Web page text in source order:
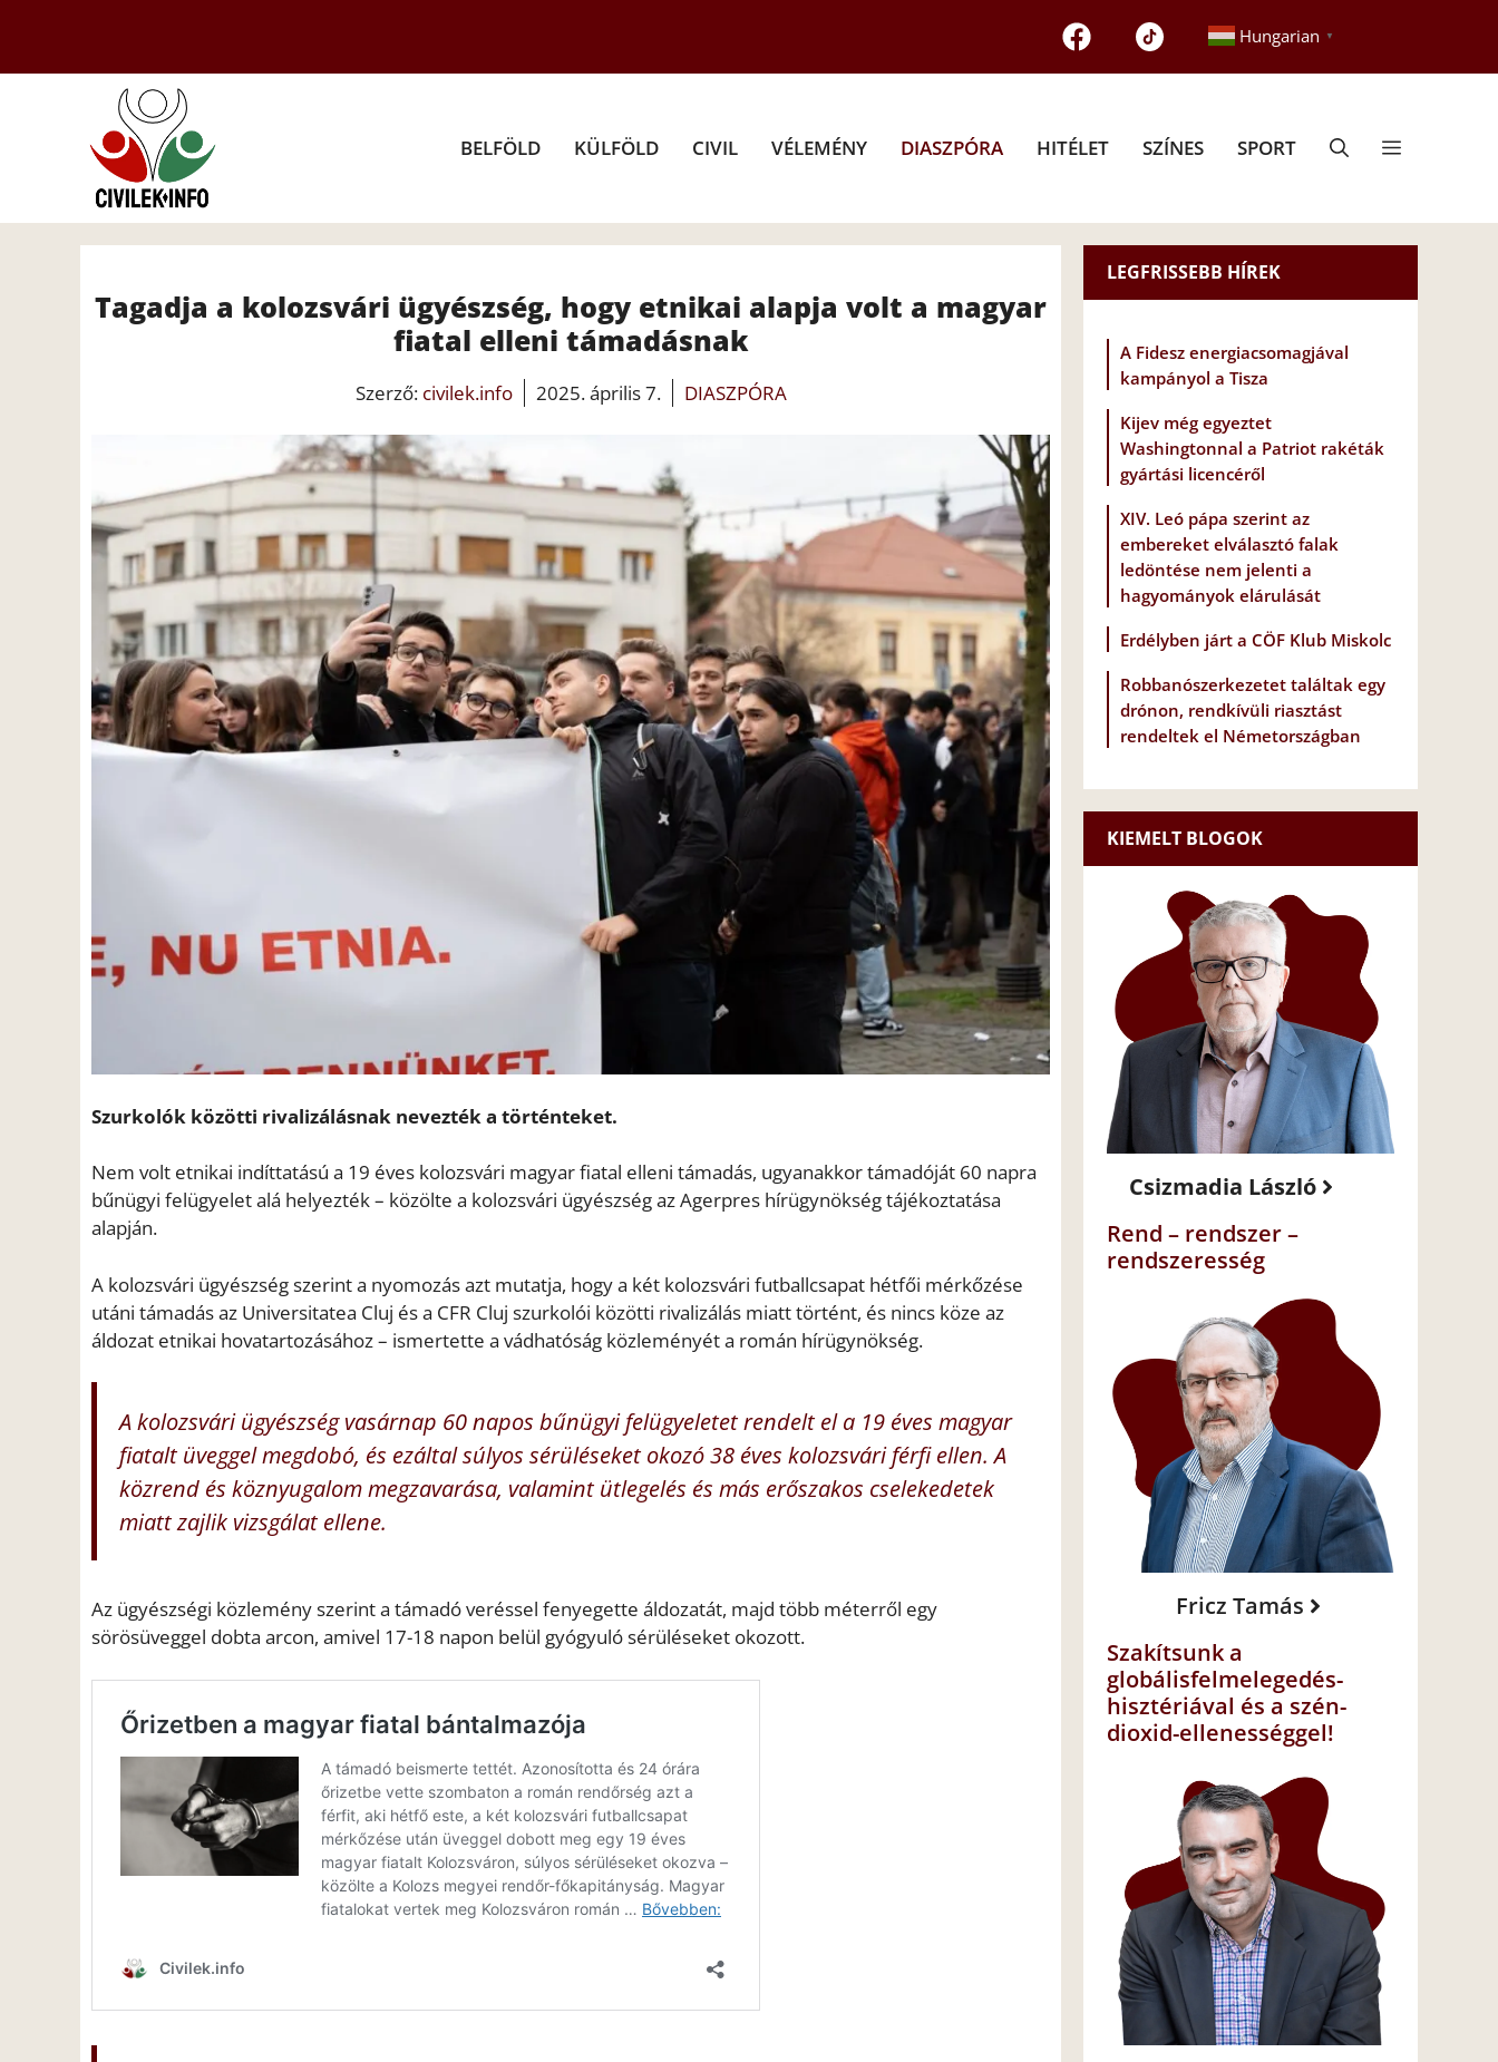
tartalomba
Hungarian ▼
BELFÖLD KÜLFÖLD CIVIL VÉLEMÉNY DIASZPÓRA HITÉLET SZÍNES SPORT
Tagadja a kolozsvári ügyészség, hogy etnikai alapja volt a magyar
fiatal elleni támadásnak
Szerző: civilek.info 2025. április 7. DIASZPÓRA
Szurkolók közötti rivalizálásnak nevezték a történteket.
Nem volt etnikai indíttatású a 19 éves kolozsvári magyar fiatal elleni támadás, ugyanakkor támadóját 60 napra
bűnügyi felügyelet alá helyezték – közölte a kolozsvári ügyészség az Agerpres hírügynökség tájékoztatása
alapján.
A kolozsvári ügyészség szerint a nyomozás azt mutatja, hogy a két kolozsvári futballcsapat hétfői mérkőzése
utáni támadás az Universitatea Cluj és a CFR Cluj szurkolói közötti rivalizálás miatt történt, és nincs köze az
áldozat etnikai hovatartozásához – ismertette a vádhatóság közleményét a román hírügynökség.
A kolozsvári ügyészség vasárnap 60 napos bűnügyi felügyeletet rendelt el a 19 éves magyar
fiatalt üveggel megdobó, és ezáltal súlyos sérüléseket okozó 38 éves kolozsvári férfi ellen. A
közrend és köznyugalom megzavarása, valamint ütlegelés és más erőszakos cselekedetek
miatt zajlik vizsgálat ellene.
Az ügyészségi közlemény szerint a támadó veréssel fenyegette áldozatát, majd több méterről egy
sörösüveggel dobta arcon, amivel 17-18 napon belül gyógyuló sérüléseket okozott.
LEGFRISSEBB HÍREK
A Fidesz energiacsomagjával
kampányol a Tisza
Kijev még egyeztet
Washingtonnal a Patriot rakéták
gyártási licencéről
XIV. Leó pápa szerint az
embereket elválasztó falak
ledöntése nem jelenti a
hagyományok elárulását
Erdélyben járt a CÖF Klub Miskolc
Robbanószerkezetet találtak egy
drónon, rendkívüli riasztást
rendeltek el Németországban
KIEMELT BLOGOK
Csizmadia László
Rend – rendszer –
rendszeresség
Fricz Tamás
Szakítsunk a
globálisfelmelegedés-
hisztériával és a szén-
dioxid-ellenességgel!